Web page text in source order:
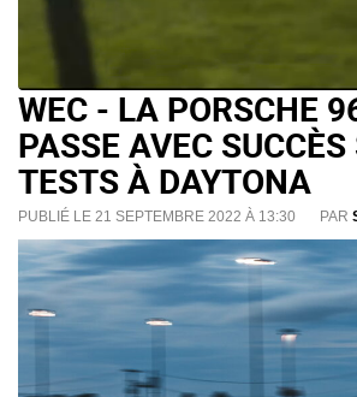
WEC - LA PORSCHE
PASSE AVEC SUCCÈS
TESTS À DAYTONA
PUBLIÉ LE 21 SEPTEMBRE 2022 À 13:30 PAR